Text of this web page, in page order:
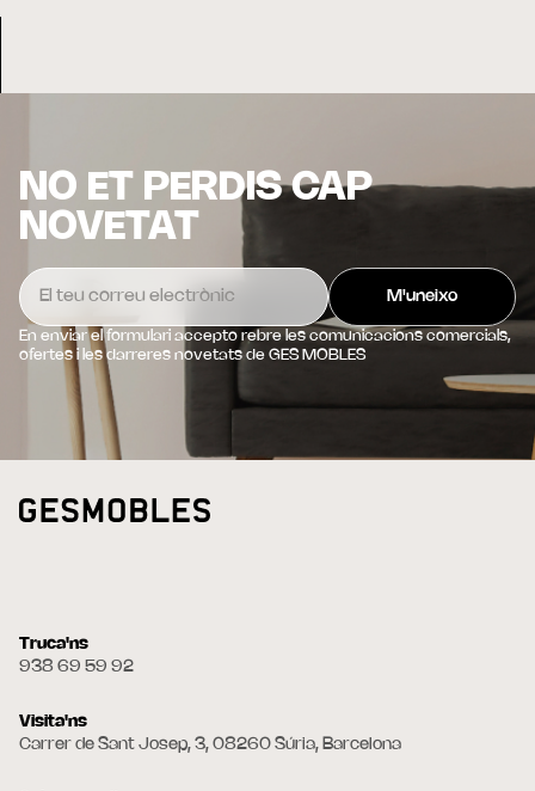
NO ET PERDIS CAP
NOVETAT
En enviar el formulari accepto rebre les comunicacions comercials,
ofertes i les darreres novetats de GES MOBLES
Truca'ns
938 69 59 92
Visita'ns
Carrer de Sant Josep, 3, 08260 Súria, Barcelona